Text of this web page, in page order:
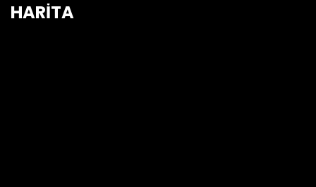
HARİTA